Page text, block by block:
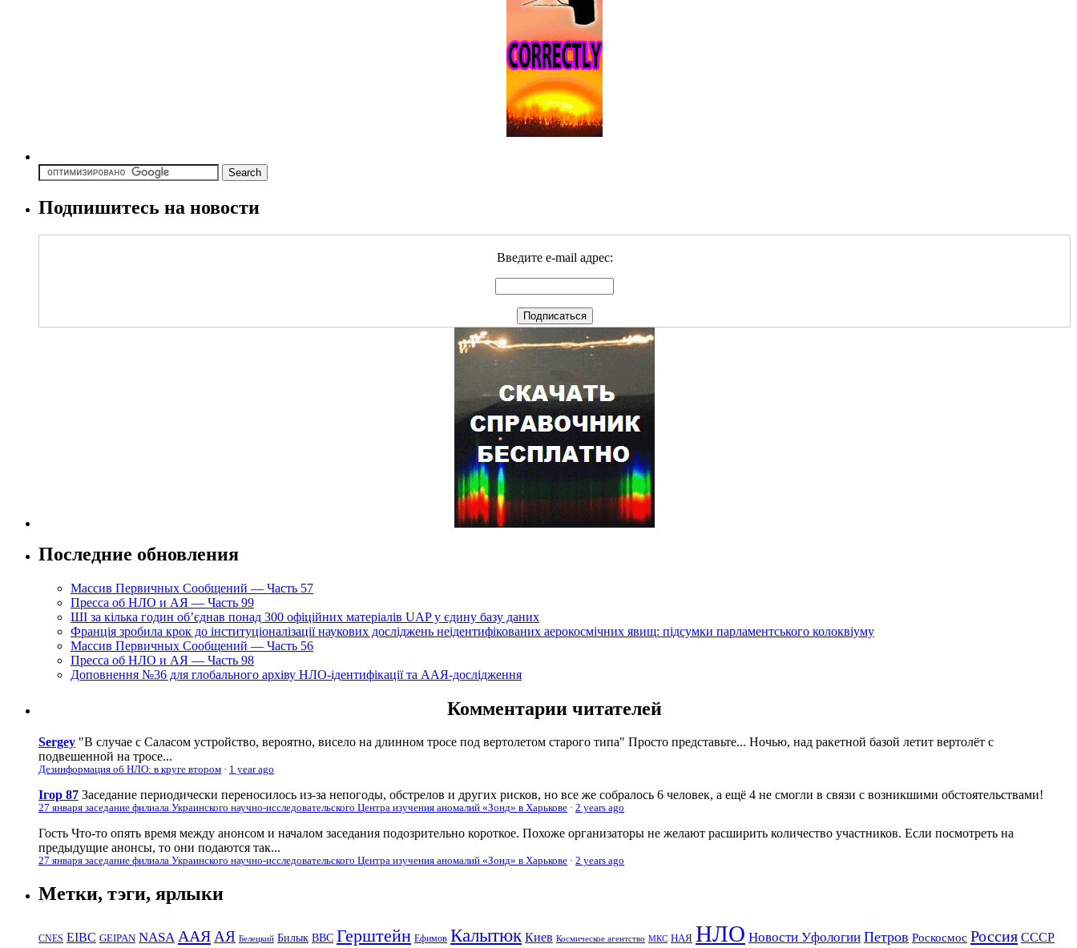
Подпишитесь на новости
Введите e-mail адрес:
Последние обновления
Массив Первичных Сообщений — Часть 57
Пресса об НЛО и АЯ — Часть 99
ШІ за кілька годин об’єднав понад 300 офіційних матеріалів UAP у єдину базу даних
Франція зробила крок до інституціоналізації наукових досліджень неідентифікованих аерокосмічних явищ: підсумки парламентського колоквіуму
Массив Первичных Сообщений — Часть 56
Пресса об НЛО и АЯ — Часть 98
Доповнення №36 для глобального архіву НЛО-ідентифікації та ААЯ-дослідження
Комментарии читателей
Sergey "В случае с Саласом устройство, вероятно, висело на длинном тросе под вертолетом старого типа" Просто представьте... Ночью, над ракетной базой летит вертолёт с
подвешенной на тросе...
Дезинформация об НЛО: в круге втором · 1 year ago
Ігор 87 Заседание периодически переносилось из-за непогоды, обстрелов и других рисков, но все же собралось 6 человек, а ещё 4 не смогли в связи с возникшими обстоятельствами!
27 января заседание филиала Украинского научно-исследовательского Центра изучения аномалий «Зонд» в Харькове · 2 years ago
Гость Что-то опять время между анонсом и началом заседания подозрительно короткое. Похоже организаторы не желают расширить количество участников. Если посмотреть на
предыдущие анонсы, то они подаются так...
27 января заседание филиала Украинского научно-исследовательского Центра изучения аномалий «Зонд» в Харькове · 2 years ago
Метки, тэги, ярлыки
CNES EIBC GEIPAN NASA ААЯАЯ Белецкий Билык ВВС Герштейн Ефимов Калытюк Киев Космическое агентство МКС НАЯ НЛО Новости Уфологии Петров Роскосмос Россия СССР